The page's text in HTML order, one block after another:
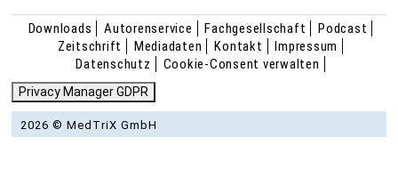
Downloads Autorenservice Fachgesellschaft
Podcast
Zeitschrift
Mediadaten Kontakt
Impressum
Datenschutz
Cookie-Consent verwalten
Privacy Manager GDPR
2026 © MedTriX GmbH